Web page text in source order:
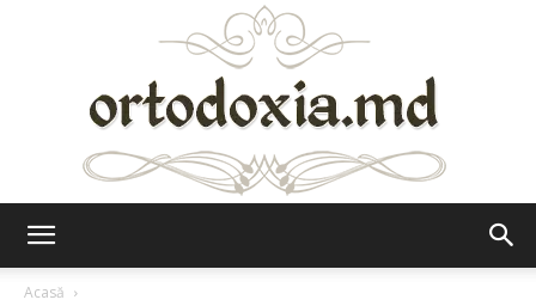
Acasă